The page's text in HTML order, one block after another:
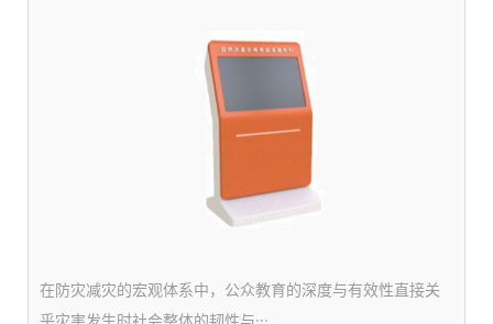
在防灾减灾的宏观体系中，公众教育的深度与有效性直接关